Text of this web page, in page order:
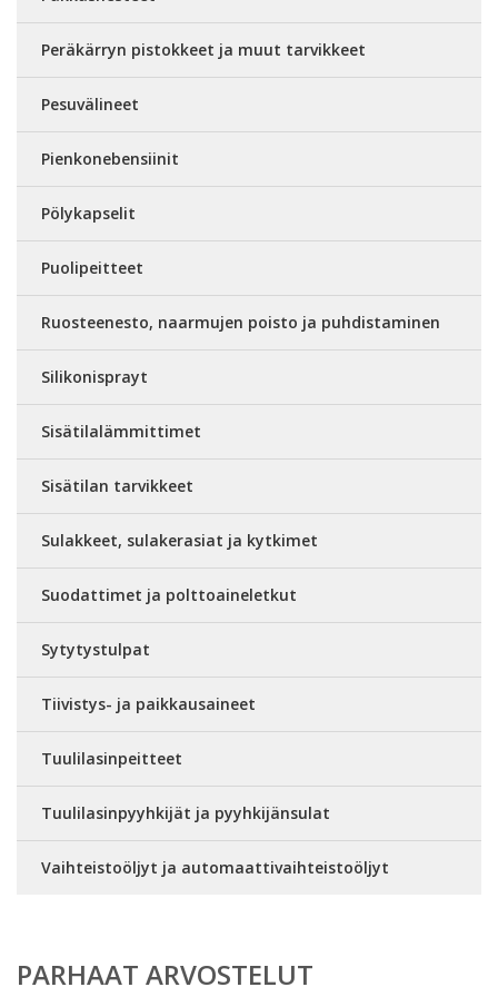
Peräkärryn pistokkeet ja muut tarvikkeet
Pesuvälineet
Pienkonebensiinit
Pölykapselit
Puolipeitteet
Ruosteenesto, naarmujen poisto ja puhdistaminen
Silikonisprayt
Sisätilalämmittimet
Sisätilan tarvikkeet
Sulakkeet, sulakerasiat ja kytkimet
Suodattimet ja polttoaineletkut
Sytytystulpat
Tiivistys- ja paikkausaineet
Tuulilasinpeitteet
Tuulilasinpyyhkijät ja pyyhkijänsulat
Vaihteistoöljyt ja automaattivaihteistoöljyt
PARHAAT ARVOSTELUT